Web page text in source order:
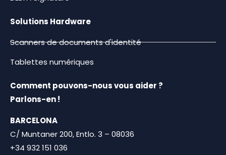
Solutions Hardware
Scanners de documents d'identité
Tablettes numériques
Comment pouvons-nous vous aider ?
Parlons-en !
BARCELONA
C/ Muntaner 200, Entlo. 3 – 08036
+34 932 151 036